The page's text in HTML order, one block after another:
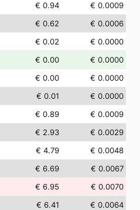
€ 0.94
€ 0.0009
€ 0.62
€ 0.0006
€ 0.02
€ 0.0000
€ 0.00
€ 0.0000
€ 0.00
€ 0.0000
€ 0.01
€ 0.0000
€ 0.89
€ 0.0009
€ 2.93
€ 0.0029
€ 4.79
€ 0.0048
€ 6.69
€ 0.0067
€ 6.95
€ 0.0070
€ 6.41
€ 0.0064